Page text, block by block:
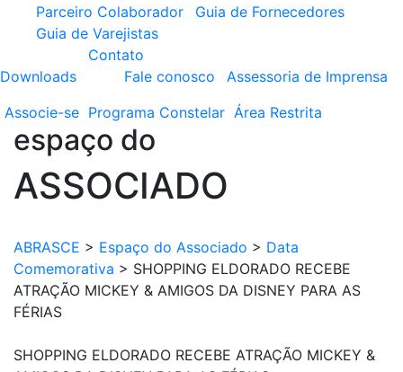
Parceiro Colaborador
Guia de Fornecedores
Guia de Varejistas
Downloads
Contato
Fale conosco
Assessoria de Imprensa
Associe-se Programa Constelar Área Restrita
espaço do
ASSOCIADO
ABRASCE > Espaço do Associado > Data
Comemorativa > SHOPPING ELDORADO RECEBE
ATRAÇÃO MICKEY & AMIGOS DA DISNEY PARA AS
FÉRIAS
SHOPPING ELDORADO RECEBE ATRAÇÃO MICKEY &